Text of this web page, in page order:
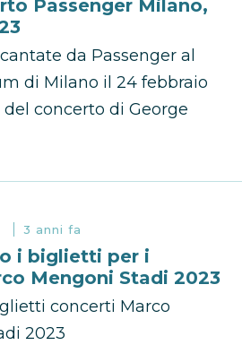
Passenger Milano,
da Passenger al
di Milano il 24 febbraio
concerto di George
3 anni fa
i biglietti per i
Mengoni Stadi 2023
concerti Marco
2023